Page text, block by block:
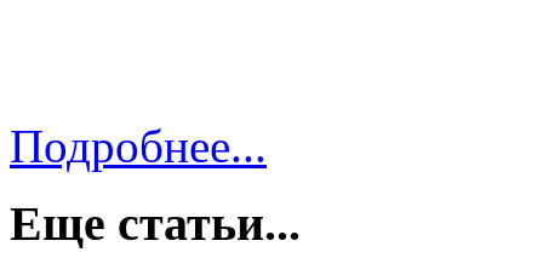
Подробнее...
Еще статьи...